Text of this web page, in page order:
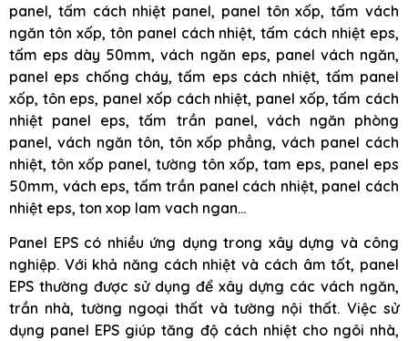
panel, tấm cách nhiệt panel, panel tôn xốp, tấm vách
ngăn tôn xốp, tôn panel cách nhiệt, tấm cách nhiệt eps,
tấm eps dày 50mm, vách ngăn eps, panel vách ngăn,
panel eps chống cháy, tấm eps cách nhiệt, tấm panel
xốp, tôn eps, panel xốp cách nhiệt, panel xốp, tấm cách
nhiệt panel eps, tấm trần panel, vách ngăn phòng
panel, vách ngăn tôn, tôn xốp phẳng, vách panel cách
nhiệt, tôn xốp panel, tường tôn xốp, tam eps, panel eps
50mm, vách eps, tấm trần panel cách nhiệt, panel cách
nhiệt eps, ton xop lam vach ngan…
Panel EPS có nhiều ứng dụng trong xây dựng và công
nghiệp. Với khả năng cách nhiệt và cách âm tốt, panel
EPS thường được sử dụng để xây dựng các vách ngăn,
trần nhà, tường ngoại thất và tường nội thất. Việc sử
dụng panel EPS giúp tăng độ cách nhiệt cho ngôi nhà,